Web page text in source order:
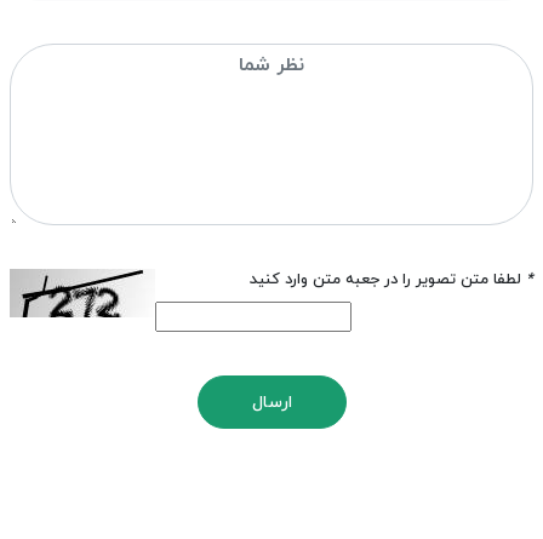
* لطفا متن تصویر را در جعبه متن وارد کنید
ارسال